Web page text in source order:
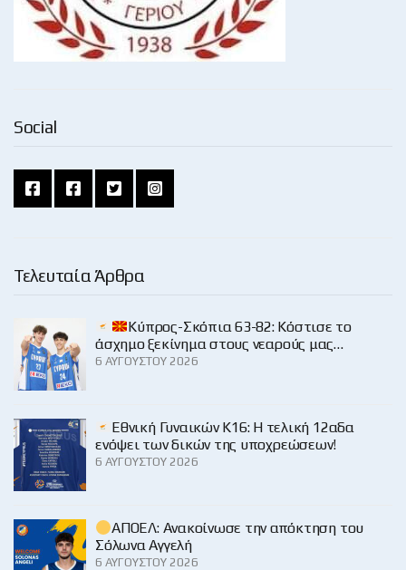
Social
Τελευταία Άρθρα
Κύπρος-Σκόπια 63-82: Κόστισε το
άσχημο ξεκίνημα στους νεαρούς μας…
6 ΑΥΓΟΎΣΤΟΥ 2026
Εθνική Γυναικών Κ16: Η τελική 12αδα
ενόψει των δικών της υποχρεώσεων!
6 ΑΥΓΟΎΣΤΟΥ 2026
ΑΠΟΕΛ: Ανακοίνωσε την απόκτηση του
Σόλωνα Αγγελή
6 ΑΥΓΟΎΣΤΟΥ 2026